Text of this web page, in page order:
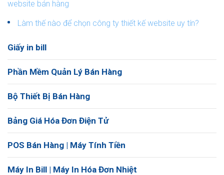
website bán hàng
Làm thế nào để chọn công ty thiết kế website uy tín?
Giấy in bill
Phần Mềm Quản Lý Bán Hàng
Bộ Thiết Bị Bán Hàng
Bảng Giá Hóa Đơn Điện Tử
POS Bán Hàng | Máy Tính Tiền
Máy In Bill | Máy In Hóa Đơn Nhiệt